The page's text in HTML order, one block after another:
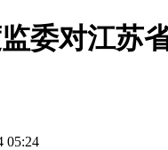
委对江苏
05:24